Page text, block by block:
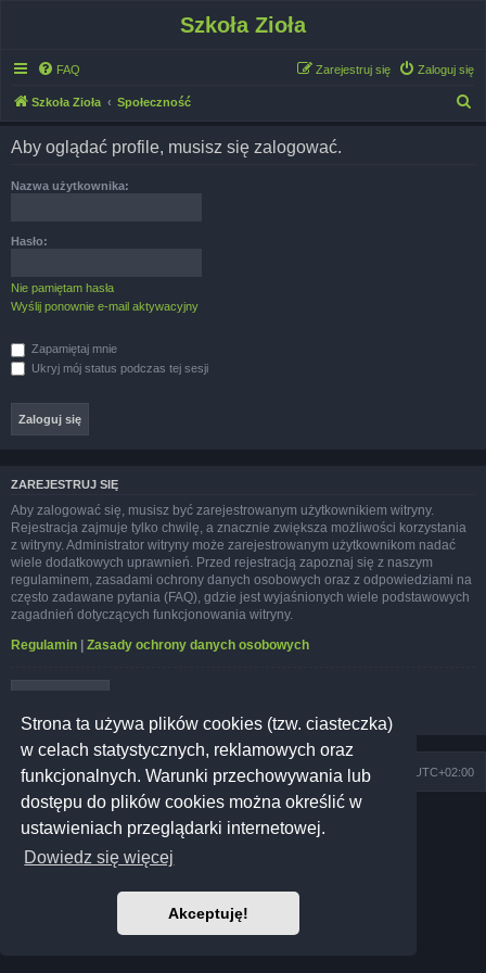
Strona ta używa plików cookies (tzw. ciasteczka)
w celach statystycznych, reklamowych oraz
funkcjonalnych. Warunki przechowywania lub
dostępu do plików cookies można określić w
ustawieniach przeglądarki internetowej.
Dowiedz się więcej
Akceptuję!
Szkoła Zioła
FAQ Zaloguj się
Zarejestruj się
Szkoła Zioła Społeczność
Aby oglądać profile, musisz się zalogować.
Nazwa użytkownika:
Hasło:
Nie pamiętam hasła
Wyślij ponownie e-mail aktywacyjny
Zapamiętaj mnie
Ukryj mój status podczas tej sesji
ZAREJESTRUJ SIĘ
Aby zalogować się, musisz być zarejestrowanym użytkownikiem witryny.
Rejestracja zajmuje tylko chwilę, a znacznie zwiększa możliwości korzystania
z witryny. Administrator witryny może zarejestrowanym użytkownikom nadać
wiele dodatkowych uprawnień. Przed rejestracją zapoznaj się z naszym
regulaminem, zasadami ochrony danych osobowych oraz z odpowiedziami na
często zadawane pytania (FAQ), gdzie jest wyjaśnionych wiele podstawowych
zagadnień dotyczących funkcjonowania witryny.
Regulamin | Zasady ochrony danych osobowych
Szkoła Zioła Społeczność Strefa czasowa UTC+02:00
Technologię dostarczaphpBB ® Forum Software © phpBB Limited
Prosilver Dark Edition byPremium phpBB Styles
Polski pakiet językowy dostarcza
Polityka prywatności